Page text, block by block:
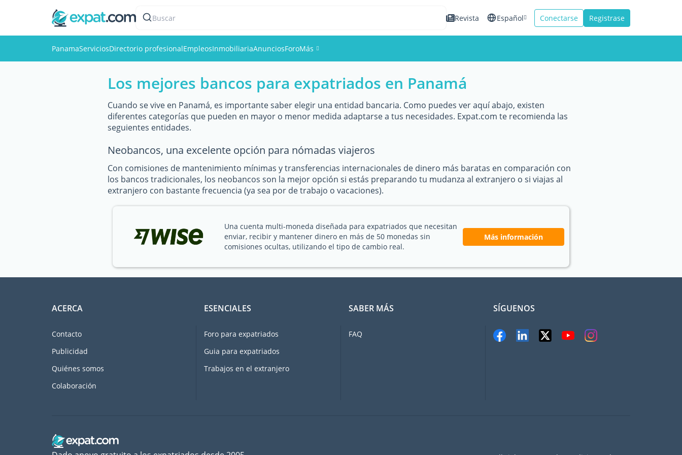
Buscar Revista Español Conectarse Registrase
PanamaServiciosDirectorio profesionalEmpleosInmobiliariaAnunciosForoMás
Eventos
Miembros
Los mejores bancos para expatriados en Panamá
Cuando se vive en Panamá, es importante saber elegir una entidad bancaria. Como puedes ver aquí abajo, existen
diferentes categorías que pueden en mayor o menor medida adaptarse a tus necesidades. Expat.com te recomienda las
seguientes entidades.
Neobancos, una excelente opción para nómadas viajeros
Con comisiones de mantenimiento mínimas y transferencias internacionales de dinero más baratas en comparación con
los bancos tradicionales, los neobancos son la mejor opción si estás preparando tu mudanza al extranjero o si viajas al
extranjero con bastante frecuencia (ya sea por de trabajo o vacaciones).
Una cuenta multi-moneda diseñada para expatriados que necesitan
enviar, recibir y mantener dinero en más de 50 monedas sin
comisiones ocultas, utilizando el tipo de cambio real.
Más información
ACERCA
Contacto
Publicidad
Quiénes somos
Colaboración
ESENCIALES
Foro para expatriados
Guia para expatriados
Trabajos en el extranjero
SABER MÁS
FAQ
SÍGUENOS